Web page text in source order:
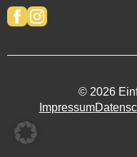
© 2026
Impressum